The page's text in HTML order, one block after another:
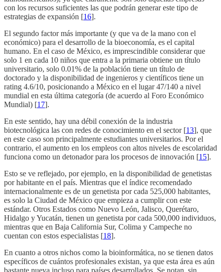
con los recursos suficientes las que podrán generar este tipo de
estrategias de expansión [16].
El segundo factor más importante (y que va de la mano con el
económico) para el desarrollo de la bioeconomía, es el capital
humano. En el caso de México, es imprescindible considerar que
solo 1 en cada 10 niños que entra a la primaria obtiene un título
universitario, solo 0.01% de la población tiene un título de
doctorado y la disponibilidad de ingenieros y científicos tiene un
rating 4.6/10, posicionando a México en el lugar 47/140 a nivel
mundial en esta última categoría (de acuerdo al Foro Económico
Mundial) [17].
En este sentido, hay una débil conexión de la industria
biotecnológica las con redes de conocimiento en el sector [13], que
en este caso son principalmente estudiantes universitarios. Por el
contrario, el aumento en los empleos con altos niveles de escolaridad
funciona como un detonador para los procesos de innovación [15].
Esto se ve reflejado, por ejemplo, en la disponibilidad de genetistas
por habitante en el país. Mientras que el índice recomendado
internacionalmente es de un genetista por cada 525,000 habitantes,
es solo la Ciudad de México que empieza a cumplir con este
estándar. Otros Estados como Nuevo León, Jalisco, Querétaro,
Hidalgo y Yucatán, tienen un genetista por cada 500,000 individuos,
mientras que en Baja California Sur, Colima y Campeche no
cuentan con estos especialistas [18].
En cuanto a otros nichos como la bioinformática, no se tienen datos
específicos de cuántos profesionales existan, ya que esta área es aún